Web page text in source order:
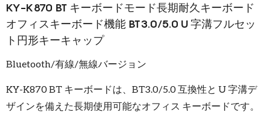
KY-K870 BT キーボードモード長期耐久キーボード
オフィスキーボード機能 BT3.0/5.0 U 字溝フルセッ
ト円形キーキャップ
Bluetooth/有線/無線バージョン
KY-K870 BT キーボードは、BT3.0/5.0 互換性と U 字溝デ
ザインを備えた長期使用可能なオフィス キーボードです。